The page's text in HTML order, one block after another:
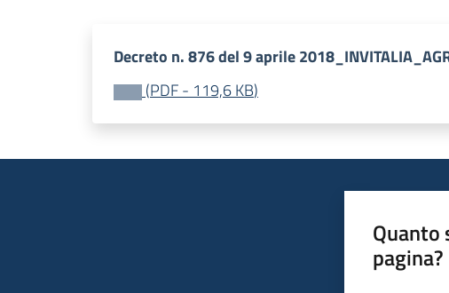
Decreto n. 876 del 9 aprile
(PDF- 119,6 KB)
Quanto
pagina?